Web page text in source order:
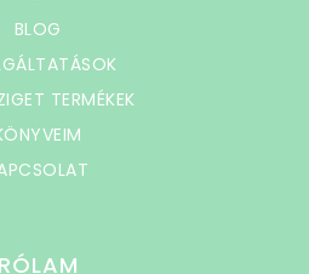
BLOG
TERMÉKEK
RÓLAM